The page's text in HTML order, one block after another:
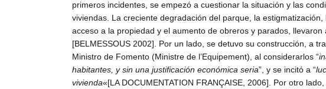
primeros incidentes, se empezó a cuestionar la situación y las
viviendas. La creciente degradación del parque, la
acceso a la propiedad y el aumento de obreros y parados,
[BELMESSOUS 2002]. Por un lado, se detuvo su construcción, a
Ministro de Fomento (Ministre de l’Equipement), al considerarlos “
habitantes, y sin una justificación económica seria”, y se incitó a “
vivienda«[LA DOCUMENTATION FRANÇAISE, 2006]. Por otro